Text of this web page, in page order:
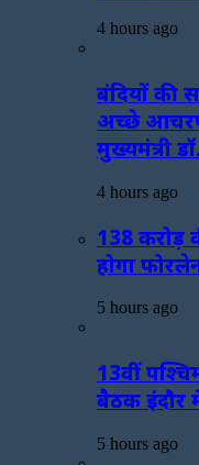
4 hours ago
बंदियों की
अच्छे आचरण
मुख्यमंत्री
4 hours ago
138 करोड़
होगा
5 hours ago
13वीं
बैठक इंदौर
5 hours ago